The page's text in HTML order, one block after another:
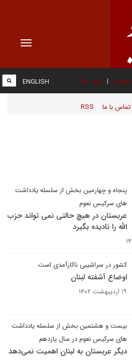
Toggle
عضویت پیوند ها
تماس با ما RSS
ENGLISH
پنجاه و چهارمین بخش از سلسله یادداشت
های سرکیس نعوم
عربستان در هیچ حالتی نمی تواند حزب
الله را نادیده بگیرد
کشور در سراشیبی ناکارآمدی است
اوضاع آشفته لبنان
۱۹ اردیبهشت ۱۴۰۲
بیست و هشتمین بخش از سلسله یادداشت
های سرکیس نعوم در سال یازدهم
دیگر عربستان به لبنان اهمیت نمی‌دهد